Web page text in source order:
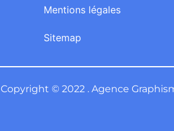
Mentions légales
Sitemap
Copyright © 2022 . Agence